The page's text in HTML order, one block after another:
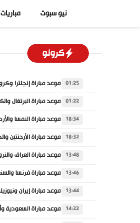
المحتوى
نيو سبوت مباريات
كرونو
01:25
01:22
18:34
18:32
13:48
13:46
13:44
14:22